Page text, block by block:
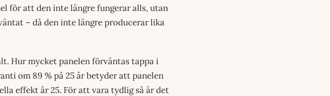
för att den inte längre fungerar alls, utan
– då den inte längre producerar lika
Hur mycket panelen förväntas tappa i
om 89 % på 25 år betyder att panelen
effekt år 25. För att vara tydlig så är det